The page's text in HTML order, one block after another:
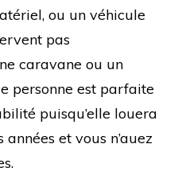
ou un véhicule
pas
caravane ou un
personne est parfaite
puisqu’elle louera
et vous n’auez